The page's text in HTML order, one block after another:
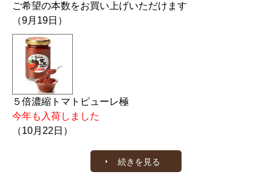
ご希望の本数をお買い上げいただけます
（9月19日）
５倍濃縮トマトピューレ極
今年も入荷しました
（10月22日）
続きを見る